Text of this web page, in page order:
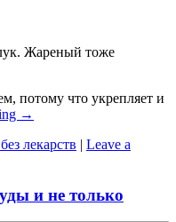
Жареный тоже
потому что укрепляет и
→
лекарств | Leave a
и не только